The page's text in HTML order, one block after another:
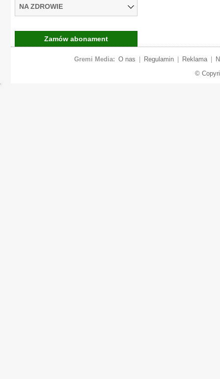
NA ZDROWIE
Zamów abonament
Gremi Media: O nas Regulamin Reklama
©